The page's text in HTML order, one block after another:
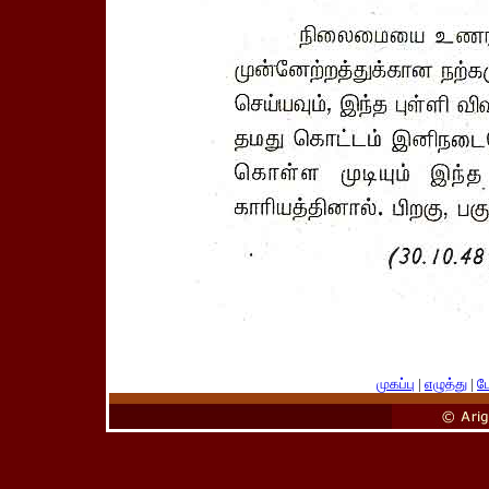
முகப்பு | எழுத்து |